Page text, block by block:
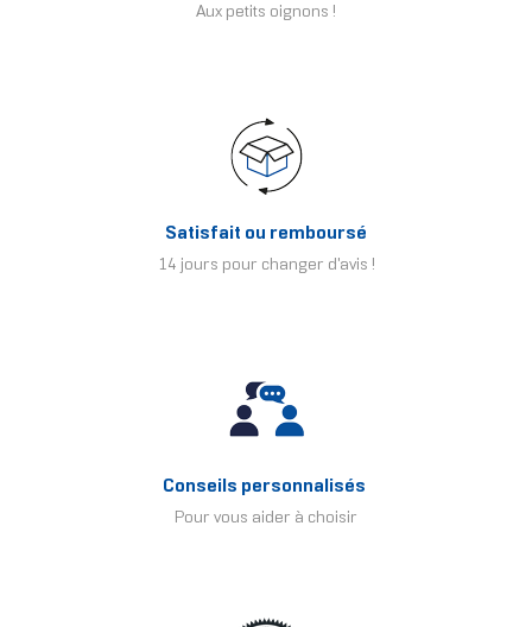
Aux petits oignons !
Satisfait ou remboursé
14 jours pour changer d'avis !
Conseils personnalisés
Pour vous aider à choisir